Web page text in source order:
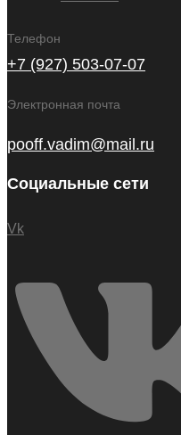
Телефон
+7 (927) 503-07-07
Электронная почта
pooff.vadim@mail.ru
Социальные сети
Vk